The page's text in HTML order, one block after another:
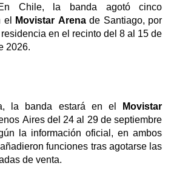
Chile, la banda agotó cinco
el
Movistar Arenade Santiago, por
residencia en el recinto del8al 15 de
2026.
la banda estará en el
Movistar
Aires del 24al 29 de septiembre
la información oficial, en ambos
funciones tras agotarse las
de venta.